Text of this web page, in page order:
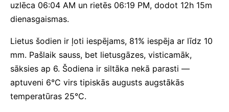
uzlēca 06:04 AM un rietēs 06:19 PM, dodot 12h 15m
dienasgaismas.
Lietus šodien ir ļoti iespējams, 81% iespēja ar līdz 10
mm. Pašlaik sauss, bet lietusgāzes, visticamāk,
sāksies ap 6. Šodiena ir siltāka nekā parasti —
aptuveni 6°C virs tipiskās augusts augstākās
temperatūras 25°C.